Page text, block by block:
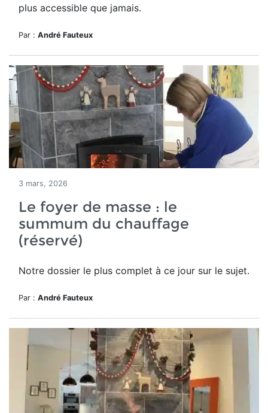
plus accessible que jamais.
Par : André Fauteux
3 mars, 2026
Le foyer de masse : le
summum du chauffage
(réservé)
Notre dossier le plus complet à ce jour sur le sujet.
Par : André Fauteux